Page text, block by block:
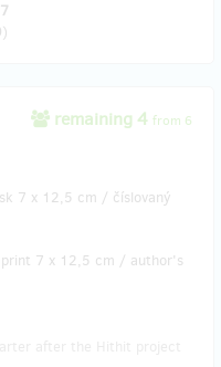
)
remaining 4 from 6
7 x 12,5 cm / číslovaný
7 x 12,5 cm / author's